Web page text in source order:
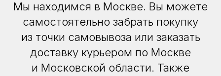
Мы находимся в Москве. Вы можете
самостоятельно забрать покупку
из точки самовывоза или заказать
доставку курьером по Москве
и Московской области. Также